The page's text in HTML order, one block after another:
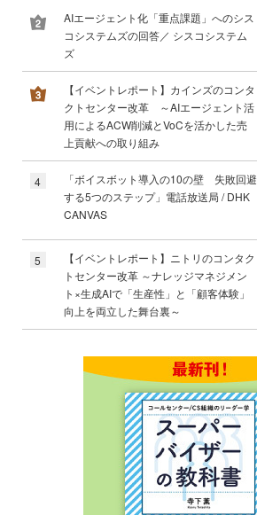
AIエージェント化「重点課題」へのシス
コシステムズの回答／ シスコシステム
ズ
【イベントレポート】カインズのコンタ
クトセンター改革 ～AIエージェント活
用によるACW削減とVoCを活かした売
上貢献への取り組み
4
「ボイスボット導入の10の壁 失敗回避
する5つのステップ」電話放送局 / DHK
CANVAS
5
【イベントレポート】ニトリのコンタク
トセンター改革 ～ナレッジマネジメン
ト×生成AIで「生産性」と「顧客体験」
向上を両立した舞台裏～